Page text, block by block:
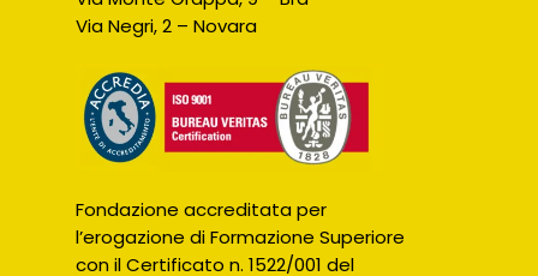
Via Negri, 2 – Novara
Fondazione accreditata per
l’erogazione di Formazione Superiore
con il Certificato n. 1522/001 del